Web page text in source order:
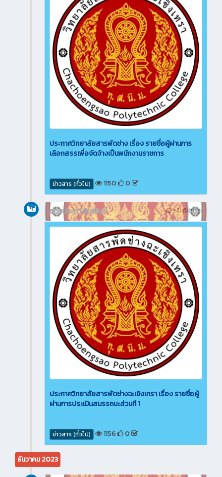
ประกาศวิทยาลัยสารพัดช่าง เรื่อง รายชื่อผู้ผ่านการ
เลือกสรรเพื่อจัดจ้างเป็นพนักงานราชการ
ข่าวสาร (ทั่วไป) 1150 0
3 ปี ที่ผ่านมา
ข่าวประชาสัมพันธ์
ประกาศวิทยาลัยสารพัดช่างฉะเชิงเทรา เรื่อง รายชื่อผู้
ผ่านการประเมินสมรรถนะส่วนที 1
ข่าวสาร (ทั่วไป) 1156 0
ธันวาคม 2023